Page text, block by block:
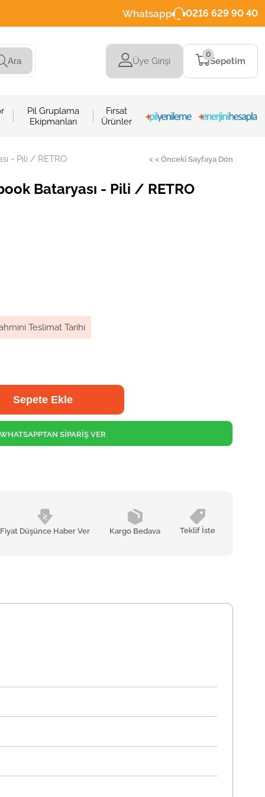
Whatsapp 0216 629 90 40
Ara Üye Girişi Sepetim
0
Pil Gruplama
Ekipmanları
Fırsat
Ürünler
- Pili / RETRO < < Önceki Sayfaya Dön
Bataryası - Pili / RETRO
Teslimat Tarihi
Fiyat Düşünce Haber Ver Kargo Bedava Teklif İste
SİPARİŞ VER